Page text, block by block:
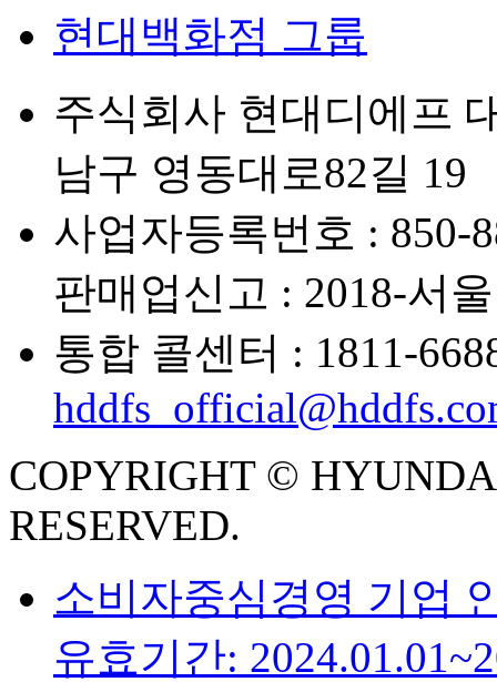
현대백화점 그룹
주식회사 현대디에프
남구 영동대로82길 19
사업자등록번호 : 850-
판매업신고 : 2018-서
통합 콜센터 : 1811-
COPYRIGHT ©
RESERVED.
소비자중심경영 기업
유효기간: